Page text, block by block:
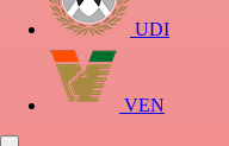
UDI
VEN